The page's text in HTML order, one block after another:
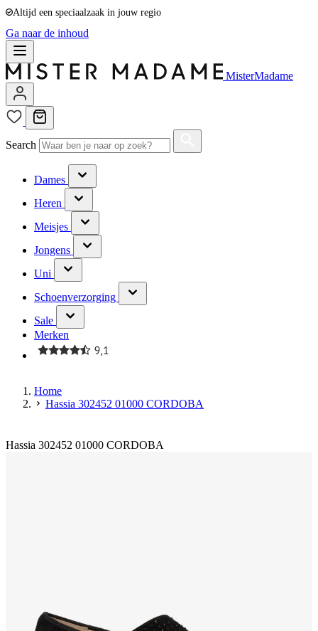
Altijd een speciaalzaak in jouw regio
Ga naar de inhoud
MisterMadame
Search
Dames
Heren
Meisjes
Jongens
Uni
Schoenverzorging
Sale
Merken
Home
Hassia 302452 01000 CORDOBA
Hassia 302452 01000 CORDOBA